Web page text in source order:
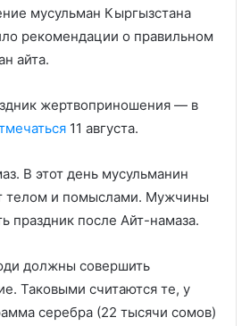
мусульман Кыргызстана
рекомендации о правильном
айта.
жертвоприношения — в
11 августа.
В этот день мусульманин
телом и помыслами. Мужчины
праздник после Айт-намаза.
должны совершить
Таковыми считаются те, у
серебра (22 тысячи сомов)